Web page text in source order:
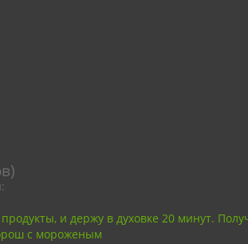
и держу в духовке 20 минут.
с мороженым